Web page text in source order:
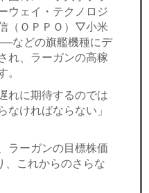
ウェイ・テクノロジ
（ＯＰＰＯ）▽小米
などの旗艦機種にデ
れ、ラーガンの高稼
れに期待するのでは
なければならない」
ラーガンの目標株価
これからのさらな